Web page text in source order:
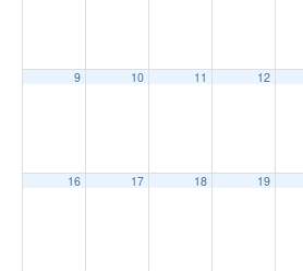
9 10 11 12
16 17 18 19